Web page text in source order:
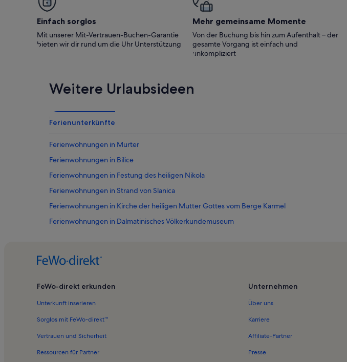
Einfach sorglos
Mit unserer Mit-Vertrauen-Buchen-Garantie
bieten wir dir rund um die Uhr Unterstützung
Mehr gemeinsame Momente
Von der Buchung bis hin zum Aufenthalt – der
gesamte Vorgang ist einfach und
unkompliziert
Weitere Urlaubsideen
Ferienunterkünfte
Ferienwohnungen in Murter
Ferienwohnungen in Bilice
Ferienwohnungen in Festung des heiligen Nikola
Ferienwohnungen in Strand von Slanica
Ferienwohnungen in Kirche der heiligen Mutter Gottes vom Berge Karmel
Ferienwohnungen in Dalmatinisches Völkerkundemuseum
Ferienwohnungen in Bunari-Museum
Ferienwohnungen in Inselchen Vrtlac
FeWo-direkt erkunden
Unterkunft inserieren
Sorglos mit FeWo-direkt™
Vertrauen und Sicherheit
Ressourcen für Partner
Unternehmen
Über uns
Karriere
Affiliate-Partner
Presse